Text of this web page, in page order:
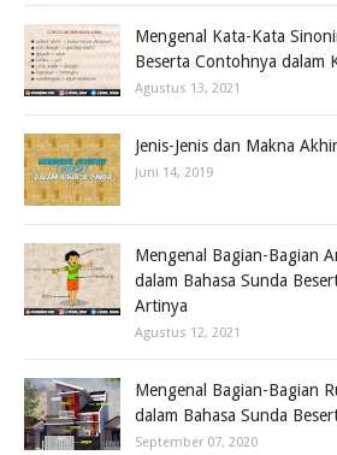
Mengenal Kata-Kata
Beserta Contohnya dalam
Agustus 13, 2021
Jenis-Jenis dan Makna
Juni 14, 2019
Mengenal Bagian-Bagian
dalam Bahasa Sunda
Artinya
Agustus 12, 2021
Mengenal Bagian-Bagian
dalam Bahasa Sunda
September 07, 2020